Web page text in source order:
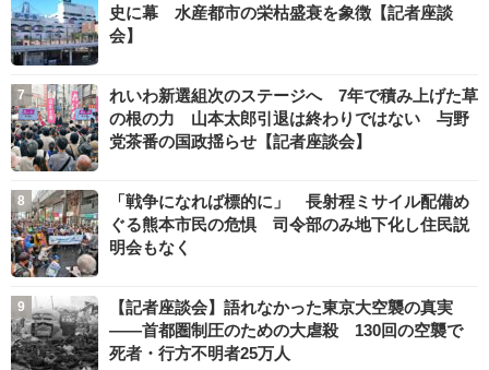
史に幕 水産都市の栄枯盛衰を象徴【記者座談
会】
れいわ新選組次のステージへ 7年で積み上げた草
の根の力 山本太郎引退は終わりではない 与野
党茶番の国政揺らせ【記者座談会】
「戦争になれば標的に」 長射程ミサイル配備め
ぐる熊本市民の危惧 司令部のみ地下化し住民説
明会もなく
【記者座談会】語れなかった東京大空襲の真実
――首都圏制圧のための大虐殺 130回の空襲で
死者・行方不明者25万人